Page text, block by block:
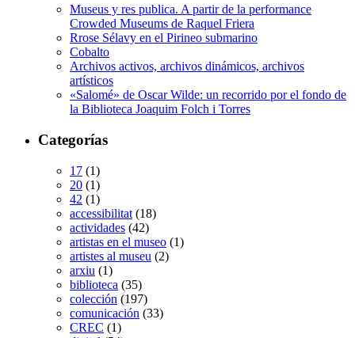
Museus y res publica. A partir de la performance
Crowded Museums de Raquel Friera
Rrose Sélavy en el Pirineo submarino
Cobalto
Archivos activos, archivos dinámicos, archivos
artísticos
«Salomé» de Oscar Wilde: un recorrido por el fondo de
la Biblioteca Joaquim Folch i Torres
Categorías
17 (1)
20 (1)
42 (1)
accessibilitat (18)
actividades (42)
artistas en el museo (1)
artistes al museu (2)
arxiu (1)
biblioteca (35)
colección (197)
comunicación (33)
CREC (1)